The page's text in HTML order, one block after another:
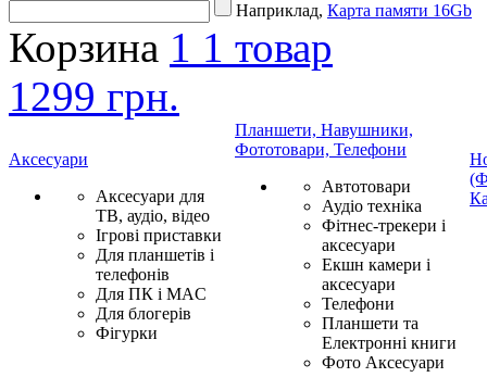
Наприклад, Карта памяти 16Gb
Корзина 1 1 товар
1299 грн.
Аксесуари
Аксесуари для
ТВ, аудіо, відео
Ігрові приставки
Для планшетів і
телефонів
Для ПК і MAC
Для блогерів
Фігурки
Планшети, Навушники,
Фототовари, Телефони
Автотовари
Аудіо техніка
Фітнес-трекери і
аксесуари
Екшн камери і
аксесуари
Телефони
Планшети та
Електронні книги
Фото Аксесуари